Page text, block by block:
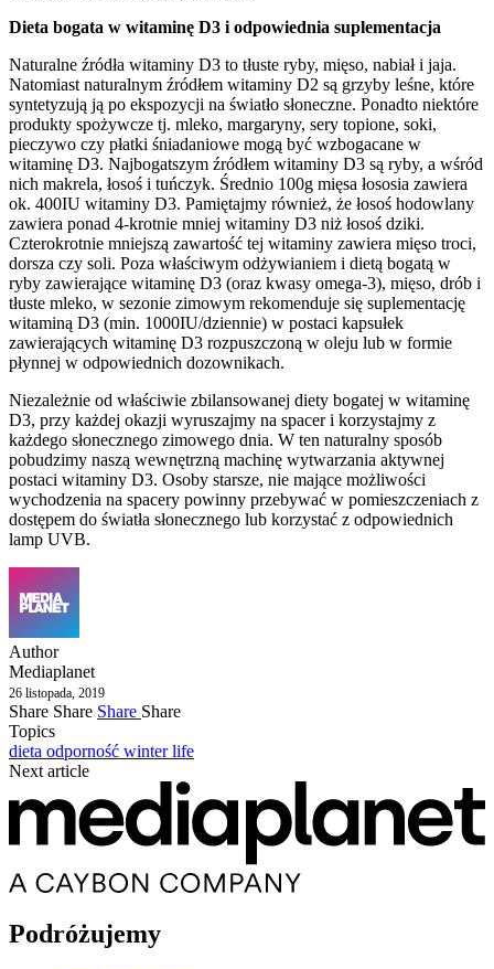
Dieta bogata w witaminę D3 i odpowiednia suplementacja
Naturalne źródła witaminy D3 to tłuste ryby, mięso, nabiał i jaja.
Natomiast naturalnym źródłem witaminy D2 są grzyby leśne, które
syntetyzują ją po ekspozycji na światło słoneczne. Ponadto niektóre
produkty spożywcze tj. mleko, margaryny, sery topione, soki,
pieczywo czy płatki śniadaniowe mogą być wzbogacane w
witaminę D3. Najbogatszym źródłem witaminy D3 są ryby, a wśród
nich makrela, łosoś i tuńczyk. Średnio 100g mięsa łososia zawiera
ok. 400IU witaminy D3. Pamiętajmy również, że łosoś hodowlany
zawiera ponad 4-krotnie mniej witaminy D3 niż łosoś dziki.
Czterokrotnie mniejszą zawartość tej witaminy zawiera mięso troci,
dorsza czy soli. Poza właściwym odżywianiem i dietą bogatą w
ryby zawierające witaminę D3 (oraz kwasy omega-3), mięso, drób i
tłuste mleko, w sezonie zimowym rekomenduje się suplementację
witaminą D3 (min. 1000IU/dziennie) w postaci kapsułek
zawierających witaminę D3 rozpuszczoną w oleju lub w formie
płynnej w odpowiednich dozownikach.
Niezależnie od właściwie zbilansowanej diety bogatej w witaminę
D3, przy każdej okazji wyruszajmy na spacer i korzystajmy z
każdego słonecznego zimowego dnia. W ten naturalny sposób
pobudzimy naszą wewnętrzną machinę wytwarzania aktywnej
postaci witaminy D3. Osoby starsze, nie mające możliwości
wychodzenia na spacery powinny przebywać w pomieszczeniach z
dostępem do światła słonecznego lub korzystać z odpowiednich
lamp UVB.
Author
Mediaplanet
26 listopada, 2019
Share Share Share Share
Topics
dieta odporność winter life
Next article
Podróżujemy